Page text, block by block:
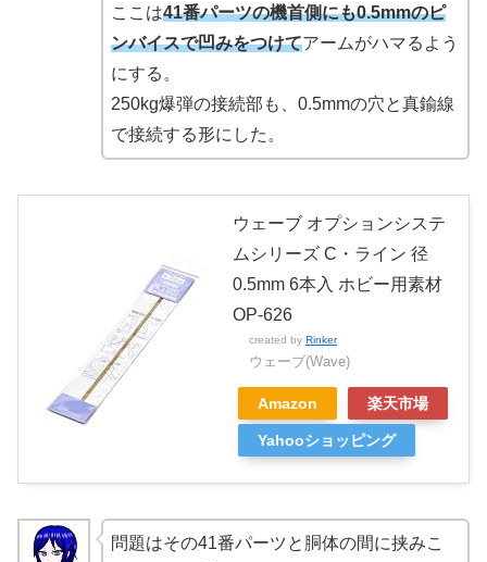
ここは41番パーツの機首側にも0.5mmのピ
ンバイスで凹みをつけてアームがハマるよう
にする。
250kg爆弾の接続部も、0.5mmの穴と真鍮線
で接続する形にした。
ウェーブ オプションシステ
ムシリーズ C・ライン 径
0.5mm 6本入 ホビー用素材
OP-626
created by Rinker
ウェーブ(Wave)
Amazon 楽天市場
Yahooショッピング
問題はその41番パーツと胴体の間に挟みこ